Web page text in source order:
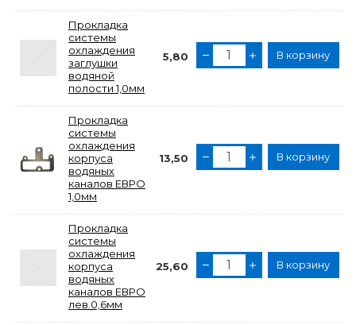
Прокладка
системы
охлаждения
заглушки
водяной
полости 1,0мм
5,80 В корзину
Прокладка
системы
охлаждения
корпуса
водяных
каналов ЕВРО
1,0мм
13,50 В корзину
Прокладка
системы
охлаждения
корпуса
водяных
каналов ЕВРО
лев.0,6мм
25,60 В корзину